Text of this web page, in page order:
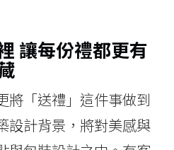
讓每份禮都更有
將「送禮」這件事做到
設計背景，將對美感與